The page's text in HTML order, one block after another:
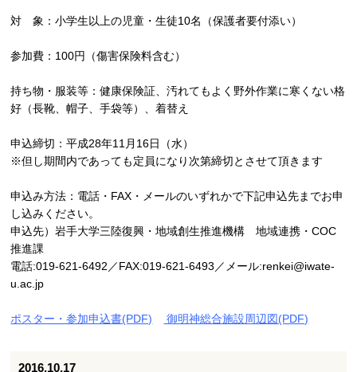
対 象：小学生以上の児童・生徒10名（保護者要付添い）
参加費：100円（傷害保険料含む）
持ち物・服装等：健康保険証、汚れてもよく野外作業に寒くない格
好（長靴、帽子、手袋等）、着替え
申込締切：平成28年11月16日（水）
※但し期間内であっても定員になり次第締切とさせて頂きます
申込み方法：電話・FAX・メールのいずれかで下記申込先までお申
し込みください。
申込先）岩手大学三陸復興・地域創生推進機構 地域連携・COC
推進課
電話:019-621-6492／FAX:019-621-6493／メール:renkei@iwate-
u.ac.jp
ポスター・参加申込書(PDF) 御明神総合施設周辺図(PDF)
2016.10.17